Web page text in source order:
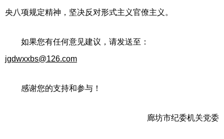
央八项规定精神，坚决反对形式主义官僚主义。
如果您有任何意见建议，请发送至：
jgdwxxbs@126.com
感谢您的支持和参与！
廊坊市纪委机关党委